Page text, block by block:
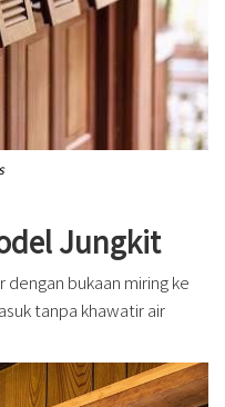
Jungkit
dengan bukaan miring ke
tanpa khawatir air